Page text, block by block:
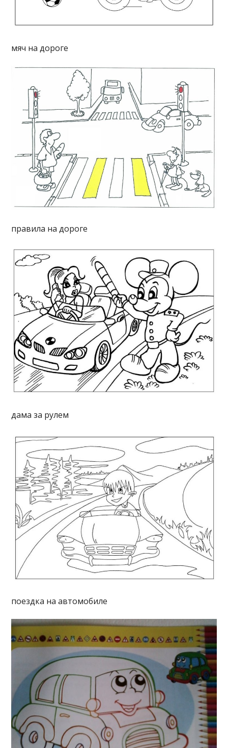
мяч на дороге
правила на дороге
дама за рулем
поездка на автомобиле